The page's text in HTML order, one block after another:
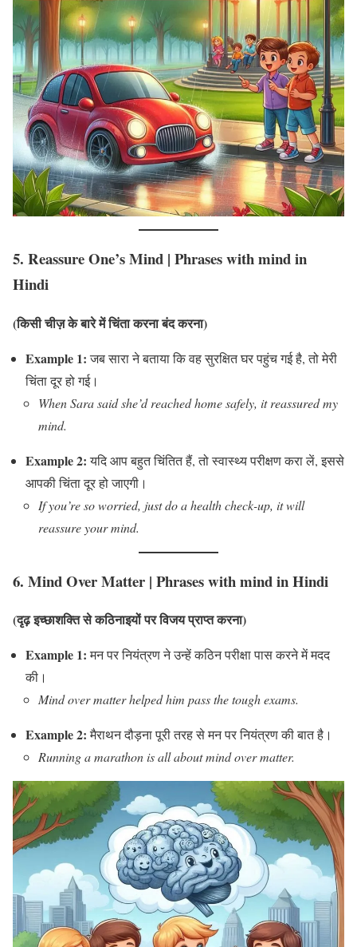
5. Reassure One’s Mind | Phrases with mind in
Hindi
(किसी चीज़ के बारे में चिंता करना बंद करना)
Example 1:जब सारा ने बताया कि वह सुरक्षित घर पहुंच गई है, तो मेरी
चिंता दूर हो गई।
When Sara said she’d reached home safely, it reassured my
mind.
Example 2:यदि आप बहुत चिंतित हैं, तो स्वास्थ्य परीक्षण करा लें, इससे
आपकी चिंता दूर हो जाएगी।
If you’re so worried, just do a health check-up, it will
reassure your mind.
6. Mind Over Matter | Phrases with mind in Hindi
(दृढ़ इच्छाशक्ति से कठिनाइयों पर विजय प्राप्त करना)
Example 1:मन पर नियंत्रण ने उन्हें कठिन परीक्षा पास करने में मदद
की।
Mind over matter helped him pass the tough exams.
Example 2:मैराथन दौड़ना पूरी तरह से मन पर नियंत्रण की बात है।
Running a marathon is all about mind over matter.